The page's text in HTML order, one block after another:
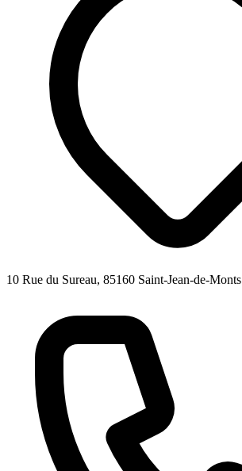
10 Rue du Sureau, 85160 Saint-Jean-de-Monts